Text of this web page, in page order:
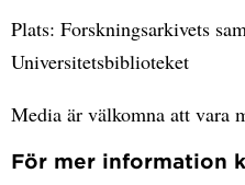
Plats: Forskningsarkivets
Universitetsbiblioteket
Media är välkomna att vara
För mer information